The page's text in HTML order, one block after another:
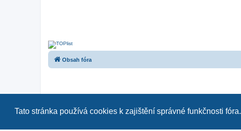
Tato stránka používá cookies k zajištění správné funkčnosti fóra.
Obsah fóra